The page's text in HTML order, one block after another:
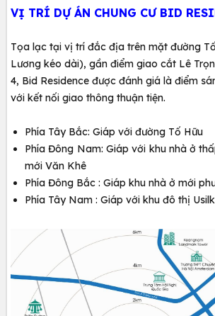
VỊ TRÍ DỰ ÁN CHUNG CƯ BID
Tọa lạc tại vị trí đắc địa trên mặt đường
Lương kéo dài), gần điểm giao cắt Lê
4, Bid Residence được đánh giá là điểm
với kết nối giao thông thuận tiện.
Phía Tây Bắc: Giáp với đường Tố Hữu
Phía Đông Nam: Giáp với khu nhà ở
mới Văn Khê
Phía Đông Bắc : Giáp khu nhà ở mới
Phía Tây Nam : Giáp với khu đô thị